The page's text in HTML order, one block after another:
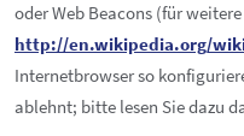
oder Web Beacons (für
http://en.wikipedia.org/
Internetbrowser so
ablehnt; bitte lesen Sie dazu